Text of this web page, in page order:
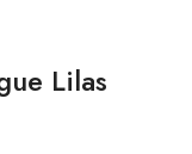
Lilas